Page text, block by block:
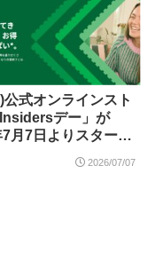
公式オンラインスト
デー」が
月7日よりスター
40912）」など
2026/07/07